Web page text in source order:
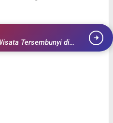
Tersembunyi di